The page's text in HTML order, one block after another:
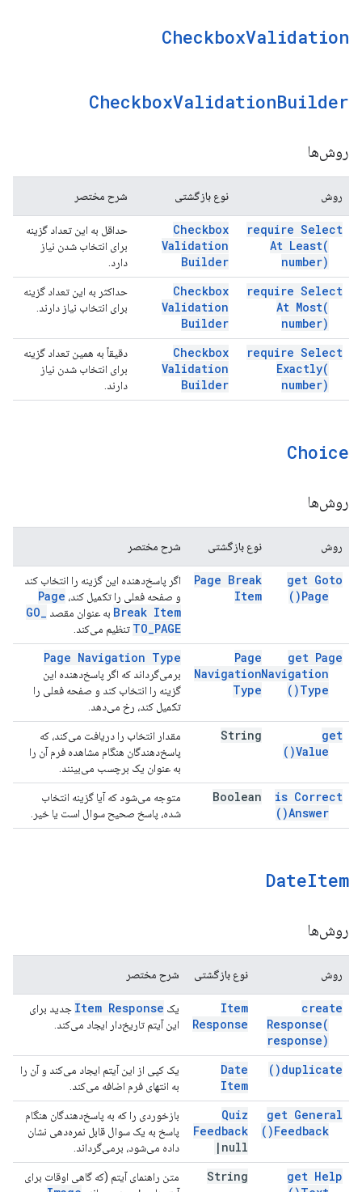
CheckboxValidation
CheckboxValidationBuilder
روش‌ها
روش نوع بازگشتی شرح مختصر
require Select
At Least(
number)
Checkbox
Validation
Builder
حداقل به این تعداد گزینه
برای انتخاب شدن نیاز
دارد.
require Select
At Most(
number)
Checkbox
Validation
Builder
حداکثر به این تعداد گزینه
برای انتخاب نیاز دارند.
require Select
Exactly(
number)
Checkbox
Validation
Builder
دقیقاً به همین تعداد گزینه
برای انتخاب شدن نیاز
دارند.
Choice
روش‌ها
روش نوع بازگشتی شرح مختصر
get Goto
Page(
)
Page Break
Item
اگر پاسخ‌دهنده این گزینه را انتخاب کند
و صفحه فعلی را تکمیل کند، Page
Break Item به عنوان مقصد GO_
TO_PAGE تنظیم می‌کند.
get Page
Navigation
Type(
)
Page
Navigation
Type
Page Navigation Type
برمی‌گرداند که اگر پاسخ‌دهنده این
گزینه را انتخاب کند و صفحه فعلی را
تکمیل کند، رخ می‌دهد.
get
Value(
)
String
مقدار انتخاب را دریافت می‌کند، که
پاسخ‌دهندگان هنگام مشاهده فرم آن را
به عنوان یک برچسب می‌بینند.
is Correct
Answer(
)
Boolean
متوجه می‌شود که آیا گزینه انتخاب
شده، پاسخ صحیح سوال است یا خیر.
DateItem
روش‌ها
روش نوع بازگشتی شرح مختصر
create
Response(
response)
Item
Response
یک Item Response جدید برای
این آیتم تاریخ‌دار ایجاد می‌کند.
duplicate(
)
Date
Item
یک کپی از این آیتم ایجاد می‌کند و آن را
به انتهای فرم اضافه می‌کند.
get General
Feedback(
)
Quiz
Feedback
| null
بازخوردی را که به پاسخ‌دهندگان هنگام
پاسخ به یک سوال قابل نمره‌دهی نشان
داده می‌شود، برمی‌گرداند.
get Help
String
متن راهنمای آیتم (که گاهی اوقات برای